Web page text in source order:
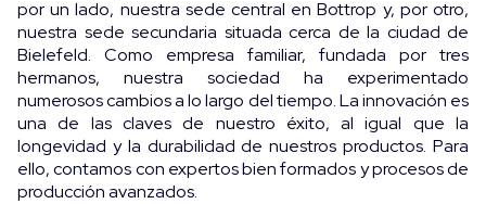
por un lado, nuestra sede central en Bottrop y, por otro,
nuestra sede secundaria situada cerca de la ciudad de
Bielefeld. Como empresa familiar, fundada por tres
hermanos, nuestra sociedad ha experimentado
numerosos cambios a lo largo del tiempo. La innovación es
una de las claves de nuestro éxito, al igual que la
longevidad y la durabilidad de nuestros productos. Para
ello, contamos con expertos bien formados y procesos de
producción avanzados.